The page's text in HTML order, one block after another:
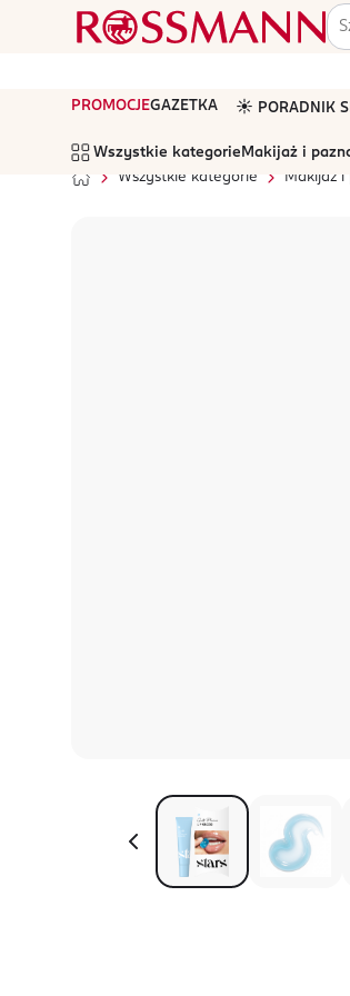
PROMOCJEGAZETKA ☀️ PORADNIK
Wszystkie kategorie Makijaż i
Wszystkie kategorie
Makijaż i